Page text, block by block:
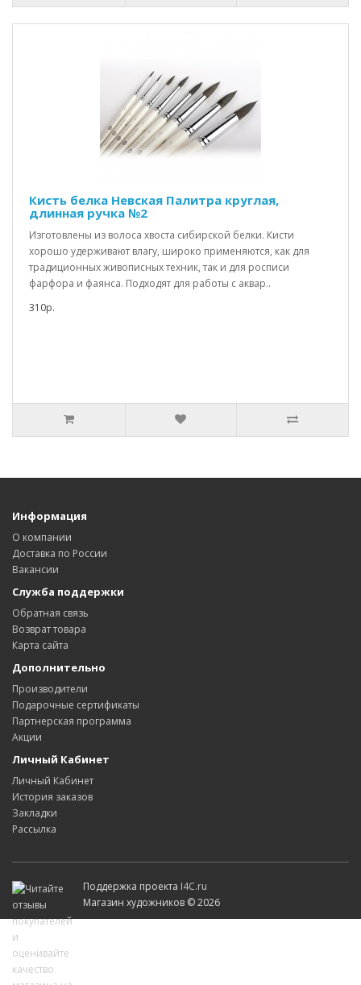
Кисть белка Невская Палитра круглая,
длинная ручка №2
Изготовлены из волоса хвоста сибирской белки. Кисти
хорошо удерживают влагу, широко применяются, как для
традиционных живописных техник, так и для росписи
фарфора и фаянса. Подходят для работы с аквар..
310р.
Информация
О компании
Доставка по России
Вакансии
Служба поддержки
Обратная связь
Возврат товара
Карта сайта
Дополнительно
Производители
Подарочные сертификаты
Партнерская программа
Акции
Личный Кабинет
Личный Кабинет
История заказов
Закладки
Рассылка
Поддержка проекта I4C.ru
Магазин художников © 2026